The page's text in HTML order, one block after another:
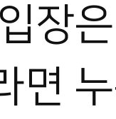
장
면